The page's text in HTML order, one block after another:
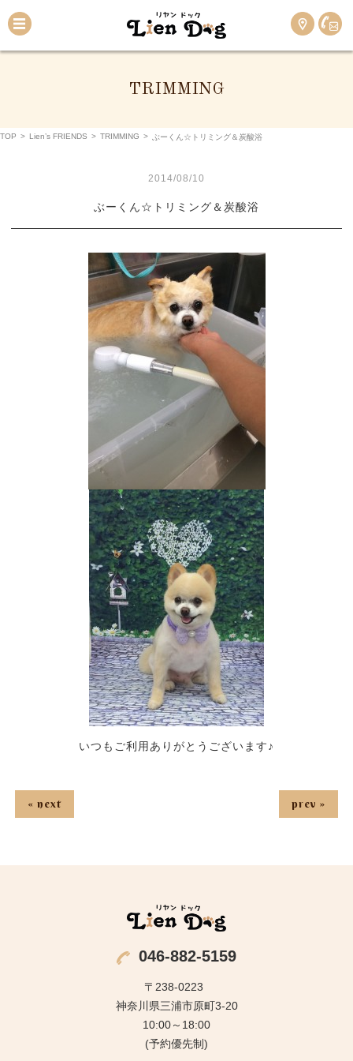
TRIMMING
TOP > Lien’s FRIENDS > TRIMMING > ぶーくん☆トリミング＆炭酸浴
2014/08/10
ぶーくん☆トリミング＆炭酸浴
いつもご利用ありがとうございます♪
« next prev »
046-882-5159
〒238-0223
神奈川県三浦市原町3-20
10:00～18:00
(予約優先制)